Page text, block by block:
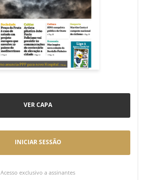
VER CAPA
INICIAR SESSÃO
Acesso exclusivo a assinantes